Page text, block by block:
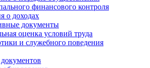
финансового контроля
о доходах
документы
оценка условий труда
и служебного поведения